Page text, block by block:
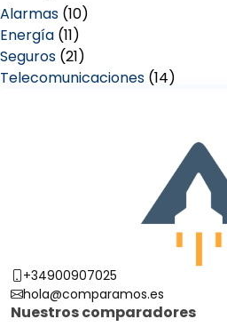
Alarmas (10)
Energía (11)
Seguros (21)
Telecomunicaciones (14)
+34900907025
hola@comparamos.es
Nuestros comparadores